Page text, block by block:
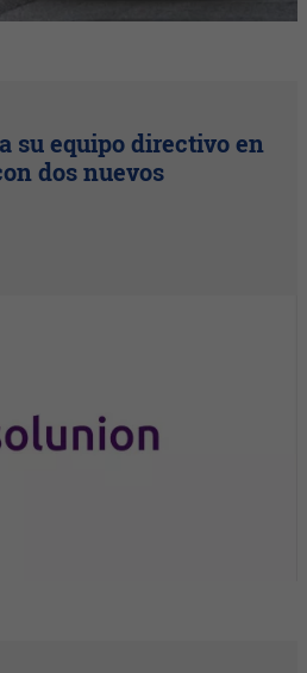
su equipo directivo en
dos nuevos